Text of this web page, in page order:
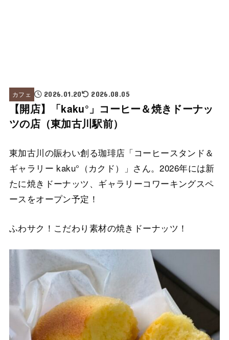
カフェ 2026.01.20 2026.08.05
【開店】「kaku°」コーヒー＆焼きドーナッ
ツの店（東加古川駅前）
東加古川の賑わい創る珈琲店「コーヒースタンド＆
ギャラリー kaku°（カクド）」さん。2026年には新
たに焼きドーナッツ、ギャラリーコワーキングスペ
ースをオープン予定！
ふわサク！こだわり素材の焼きドーナッツ！